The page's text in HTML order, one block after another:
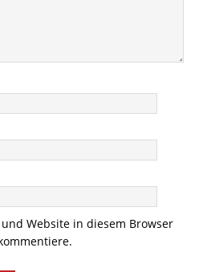
Website in diesem Browser